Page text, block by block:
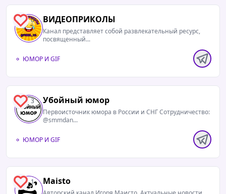
0 ВИДЕОПРИКОЛЫ
Канал представляет собой развлекательный ресурс,
посвященный...
ЮМОР И GIF
3 Убойный юмор
Первоисточник юмора в России и СНГ Сотрудничество:
@smmdan...
ЮМОР И GIF
1 Maisto